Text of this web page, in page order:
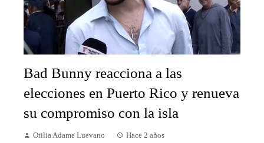
Bad Bunny reacciona a las
elecciones en Puerto Rico y renueva
su compromiso con la isla
Otilia Adame Luevano Hace 2 años